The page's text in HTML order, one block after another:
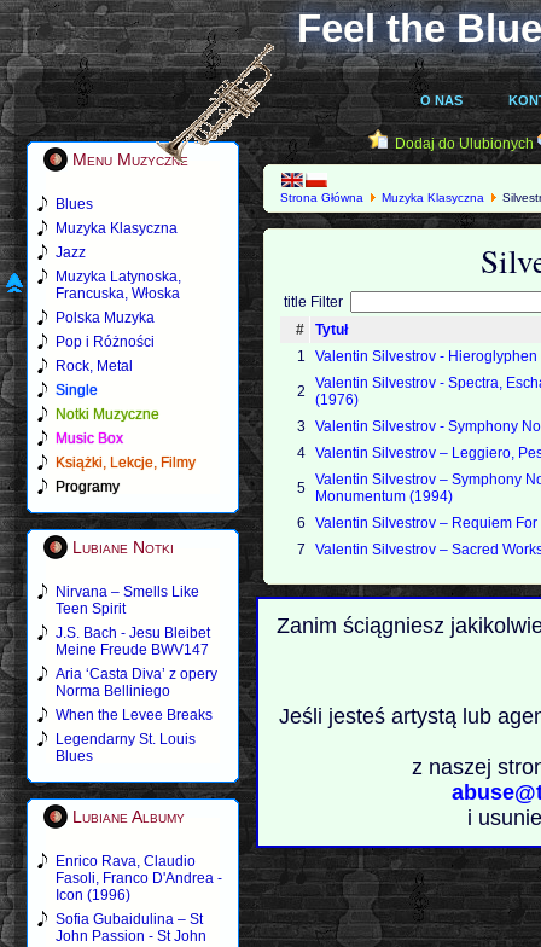
Feel the
O NAS
Menu Muzyczne
Blues
Muzyka Klasyczna
Jazz
Muzyka Latynoska,
Francuska, Włoska
Polska Muzyka
Pop i Różności
Rock, Metal
Single
Notki Muzyczne
Music Box
Książki, Lekcje, Filmy
Programy
Lubiane Notki
Nirvana – Smells Like
Teen Spirit
J.S. Bach - Jesu Bleibet
Meine Freude BWV147
Aria ‘Casta Diva’ z opery
Norma Belliniego
When the Levee Breaks
Legendarny St. Louis
Blues
Lubiane Albumy
Enrico Rava, Claudio
Fasoli, Franco D'Andrea -
Icon (1996)
Sofia Gubaidulina – St
John Passion - St John
Dodaj do Ulubionych
Strona Główna Muzyka Klasyczna
title Filter
#
Tytuł
1
Valentin Silvestrov -
2
Valentin Silvestrov - Spectra,
(1976)
3 Valentin Silvestrov - Symphony
4 Valentin Silvestrov ‎– Leggiero,
5 Valentin Silvestrov ‎– Symphony
Monumentum (1994)
6
Valentin Silvestrov – Requiem
7
Valentin Silvestrov – Sacred
Zanim ściągniesz
Jeśli jesteś artystą lub
z naszej
i